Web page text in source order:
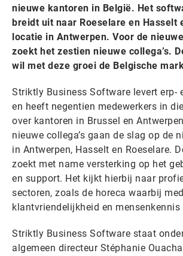
nieuwe kantoren in België. Het
breidt uit naar Roeselare en Hasselt
locatie in Antwerpen. Voor de
zoekt het zestien nieuwe collega’s.
wil met deze groei de Belgische
Striktly Business Software levert erp-
en heeft negentien medewerkers in
over kantoren in Brussel en
nieuwe collega’s gaan de slag op de
in Antwerpen, Hasselt en Roeselare.
zoekt met name versterking op het
en support. Het kijkt hierbij naar
sectoren, zoals de horeca waarbij
klantvriendelijkheid en mensenkennis
Striktly Business Software staat
algemeen directeur Stéphanie